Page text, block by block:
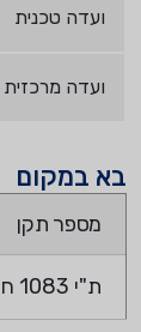
ועדה טכנית
ועדה מרכזית
בא במקום
מספר תקן
ת"י 1083 חלק 2